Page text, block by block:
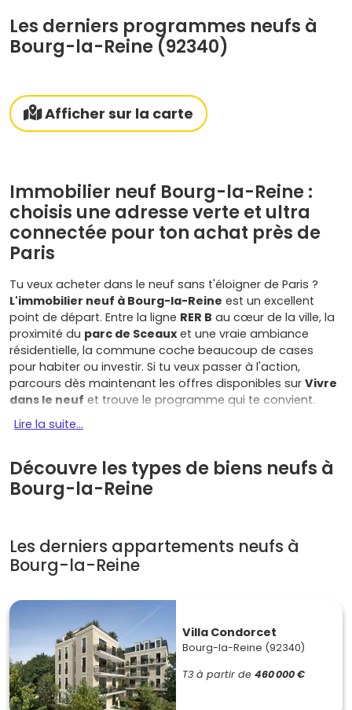
Les derniers programmes neufs à
Bourg-la-Reine (92340)
Afficher sur la carte
Immobilier neuf Bourg-la-Reine :
choisis une adresse verte et ultra
connectée pour ton achat près de
Paris
Tu veux acheter dans le neuf sans t'éloigner de Paris ?
L'immobilier neuf à Bourg-la-Reine est un excellent
point de départ. Entre la ligne RER B au cœur de la ville, la
proximité du parc de Sceauxet une vraie ambiance
résidentielle, la commune coche beaucoup de cases
pour habiter ou investir. Si tu veux passer à l'action,
parcours dès maintenant les offres disponibles sur Vivre
dans le neuf et trouve le programme qui te convient.
Les atouts qui font la différence
Accessibilité express: la stationBourg-la-Reine (RER
B)relie rapidement Paris (Denfert, Châtelet) et dessert les
pôles universitaires au sud, jusqu'à
Cadre de vie premium : rues arborées, commerces de
proximité, équipements culturels, écoles réputées à
proximité, et le parc de Sceaux
au quotidien, c'est confortable.
Demande locative soutenue : avec les étudiants (IUT de
Sceaux, filières deParis-Saclayaccessibles en RER) et les
jeunes actifs, les petites surfaces bien situées se louent
vite. Si tu cherches un placement, le
la gare reste une valeur sûre.
Lire la suite...
Découvre les types de biens neufs à
Bourg-la-Reine
Les derniers appartements neufs à
Bourg-la-Reine
Villa Condorcet
Bourg-la-Reine (92340)
T3 à partir de 460 000 €